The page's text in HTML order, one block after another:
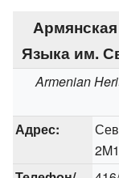
Языка им.
Armenian
Адрес: